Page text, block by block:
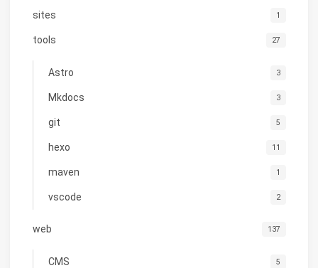
sites 1
tools 27
Astro 3
Mkdocs 3
git 5
hexo 11
maven 1
vscode 2
web 137
CMS 5